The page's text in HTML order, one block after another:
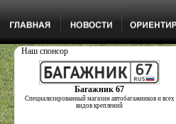
Наш спонсор
Багажник 67
Специализированный магазин автобагажников и всех
видов креплений